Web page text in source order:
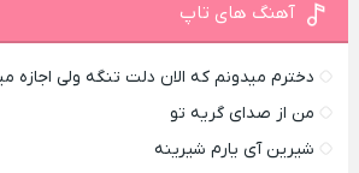
آهنگ های تاپ
دخترم میدونم که الان دلت تنگه ولی اجازه
من از صدای گريه تو
شیرین آی یارم شیرینه